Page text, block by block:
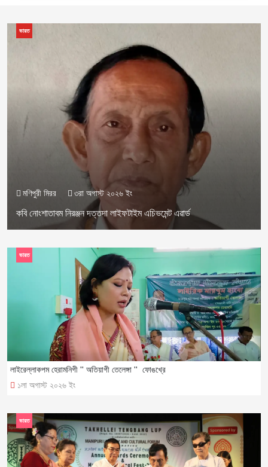
মণিপুরী মিরর ৩রা অগাস্ট ২০২৬ ইং
কবি নোংশাতাবম নিরঞ্জন দত্তদা লাইফটাইম এচিভমেন্ট এৱার্ড
ভারত
লাইরেল্লাকপম হেরামনিগী '' অতিয়াগী তেলেঙ্গা '' ফোঙখ্রে
১লা অগাস্ট ২০২৬ ইং
ভারত
ভারত